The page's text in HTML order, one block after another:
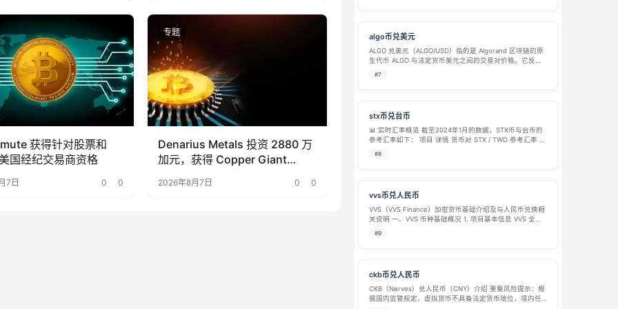
获得针对股票和
国经纪交易商资格
7日 0 0
专题
Denarius Metals 投资 2880 万
加元，获得 Copper Giant
Resources 15.6% 的股份
2026年8月7日 0 0
algo币兑美元
ALGO 兑美元（ALGO/USD）指的是 Algorand 区块链的原
生代币 ALGO 与法定货币美元之间的交易对价格。它反映
了 1 个 ALGO 代币值多少美元，是衡量 ALGO 市场价值最
#7
stx币兑台币
📊 实时汇率概览 截至2024年1月的数据，STX币与台币的
参考汇率如下： 项目 详情 货币对 STX / TWD 参考汇率 1
STX ≈ 488.77 新台币 数据来源 BTCC交易所现货报价 📝
#8
vvs币兑人民币
VVS（VVS Finance）加密货币基础介绍及与人民币兑换相
关说明 一、VVS 币种基础概况 1. 项目基本信息 VVS 全称
VVS Finance，取名含义为 “Very Very Simple”，是搭建在
#9
ckb币兑人民币
CKB（Nervos）兑人民币（CNY）介绍 重要风险提示：根
据国内监管规定，虚拟货币不具备法定货币地位，境内任